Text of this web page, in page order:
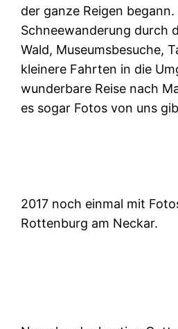
der ganze Reigen begann.
Schneewanderung durch
Wald, Museumsbesuche,
kleinere Fahrten in die
wunderbare Reise nach
es sogar Fotos von uns
2017 noch einmal mit
Rottenburg am Neckar.